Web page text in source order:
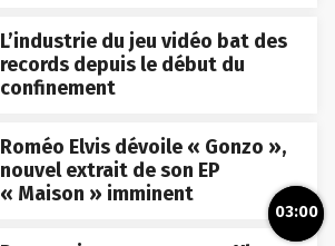
L’industrie du jeu vidéo bat des
records depuis le début du
confinement
Roméo Elvis dévoile « Gonzo »,
nouvel extrait de son EP
« Maison » imminent
03:00